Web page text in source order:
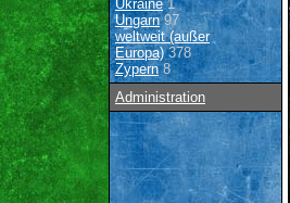
Ukraine1
Ungarn97
weltweit (außer
Europa)378
Zypern8
Administration